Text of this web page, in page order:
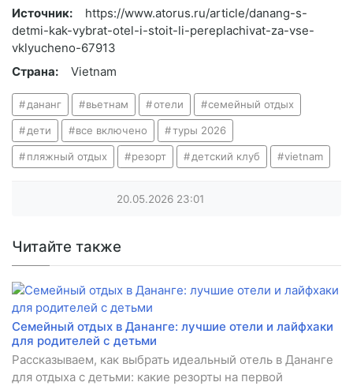
Источник:
https://www.atorus.ru/article/danang-s-
detmi-kak-vybrat-otel-i-stoit-li-pereplachivat-za-vse-
vklyucheno-67913
Страна:
Vietnam
дананг вьетнам отели семейный отдых
дети все включено туры 2026
пляжный отдых резорт детский клуб vietnam
20.05.2026 23:01
Читайте также
Семейный отдых в Дананге: лучшие отели и лайфхаки
для родителей с детьми
Рассказываем, как выбрать идеальный отель в Дананге
для отдыха с детьми: какие резорты на первой